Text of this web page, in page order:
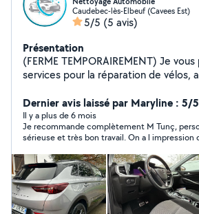
Caudebec-lès-Elbeuf (Cavees Est)
5/5 (5 avis)
Présentation
(FERME TEMPORAIREMENT) Je vous propose mes
services pour la réparation de vélos,
Travail soigné, avec un souci du détail
véhicule soit comme neuf ! Contactez-moi pour un
service rapide et de qualité.
Dernier avis laissé par Maryline : 5/5
Il y a plus de 6 mois
Je recommande complètement M Tunç,
sérieuse et très bon travail. On a l impression